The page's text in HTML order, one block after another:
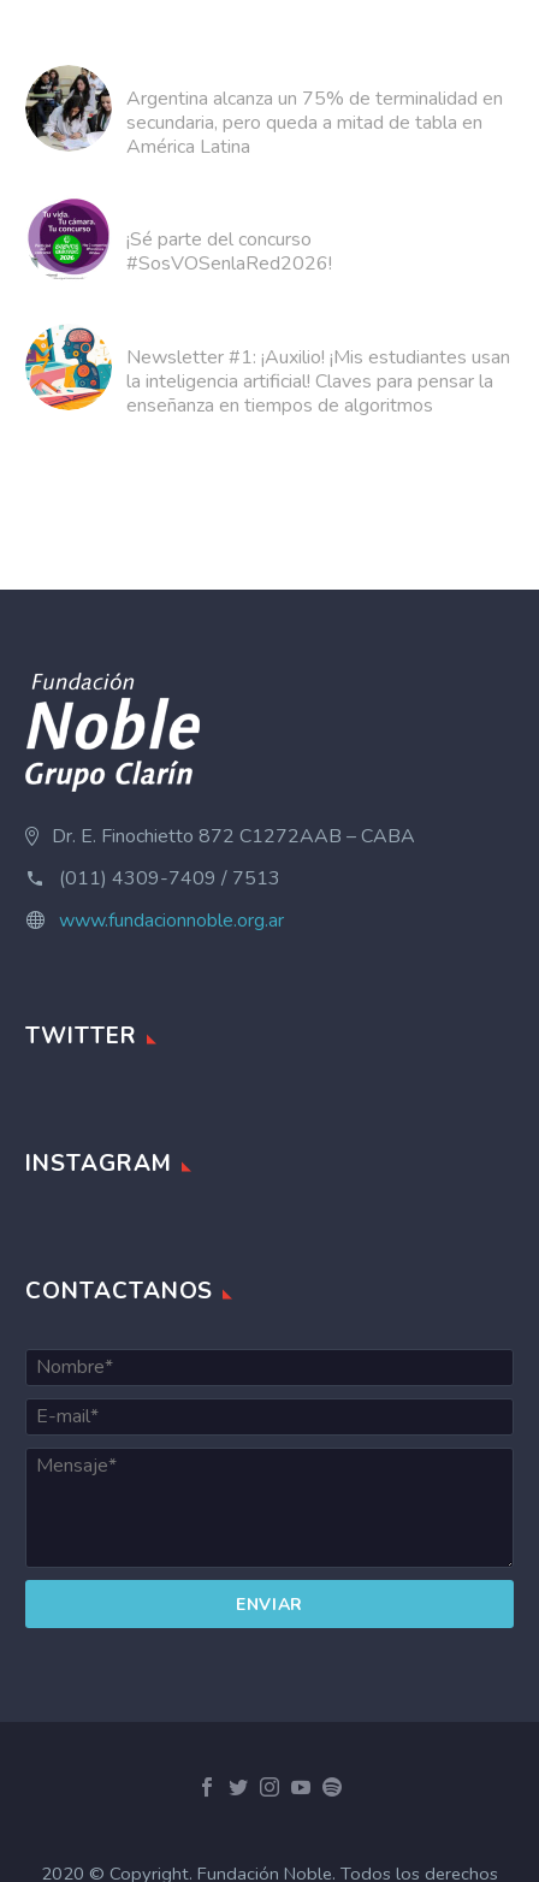
Argentina alcanza un 75% de terminalidad en
secundaria, pero queda a mitad de tabla en
América Latina
¡Sé parte del concurso
#SosVOSenlaRed2026!
Newsletter #1: ¡Auxilio! ¡Mis estudiantes usan
la inteligencia artificial! Claves para pensar la
enseñanza en tiempos de algoritmos
Dr. E. Finochietto 872 C1272AAB – CABA
(011) 4309-7409 / 7513
www.fundacionnoble.org.ar
TWITTER
INSTAGRAM
CONTACTANOS
2020 © Copyright. Fundación Noble. Todos los derechos